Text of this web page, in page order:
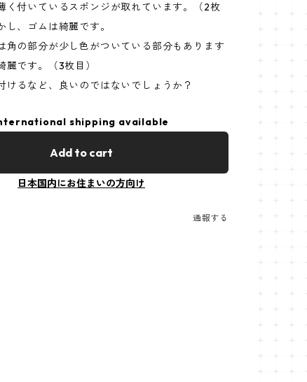
く付いているスポンジが取れています。（2枚
し、ゴムは綺麗です。
角の部分が少し色がついている部分もあります
麗です。（3枚目）
けるなど、良いのではないでしょうか？
shipping available
Add to cart
日本国内にお住まいの方向け
通報する